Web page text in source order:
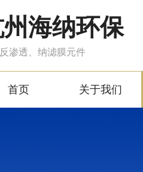
海纳环保
渗透、纳滤膜元件
首页 关于我们